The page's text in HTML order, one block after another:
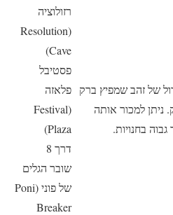
של זהב שמפיץ ברק
ניתן למכור אותה
בחנויות.
רזולוציה
(Resolution
Cave)
פסטיבל
פלאזה
(Festival
Plaza)
דרך 8
שובר הגלים
של פוני (Poni
Breaker